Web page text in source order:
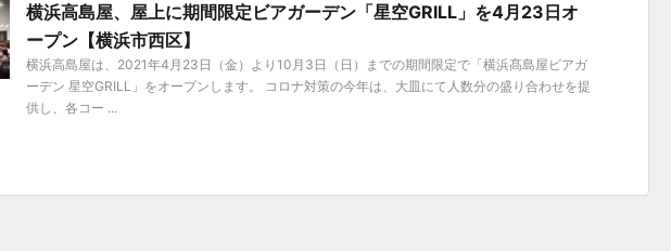
横浜高島屋、屋上に期間限定ビアガーデン「星空GRILL」を4月23日オ
ープン【横浜市西区】
横浜高島屋は、2021年4月23日（金）より10月3日（日）までの期間限定で「横浜髙島屋ビアガ
ーデン 星空GRILL」をオープンします。 コロナ対策の今年は、大皿にて人数分の盛り合わせを提
供し、各コー ...